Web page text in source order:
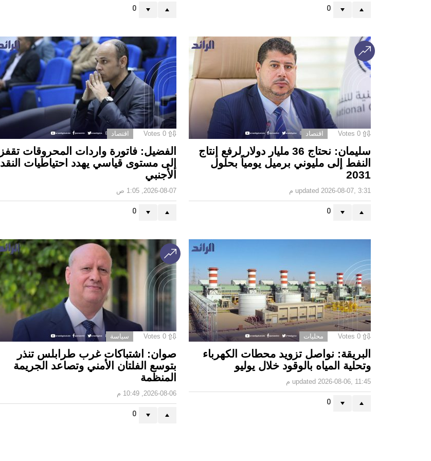
0
0
0
Votes اقتصاد
سليمان: نحتاج 36 مليار دولار لرفع إنتاج
النفط إلى مليوني برميل يومياً بحلول
2031
updated 2026-08-07, 3:31 م
0
0
Votes اقتصاد
الفضيل: فاتورة واردات المحروقات تقفز
إلى مستوى قياسي يهدد احتياطيات النقد
الأجنبي
2026-08-07, 1:05 ص
0
0
Votes محليات
البريقة: نواصل تزويد محطات الكهرباء
وتحلية المياه بالوقود خلال يوليو
updated 2026-08-06, 11:45 م
0
0
Votes سياسة
صوان: اشتباكات غرب طرابلس تنذر
بتوسع الفلتان الأمني وتصاعد الجريمة
المنظمة
2026-08-06, 10:49 م
0